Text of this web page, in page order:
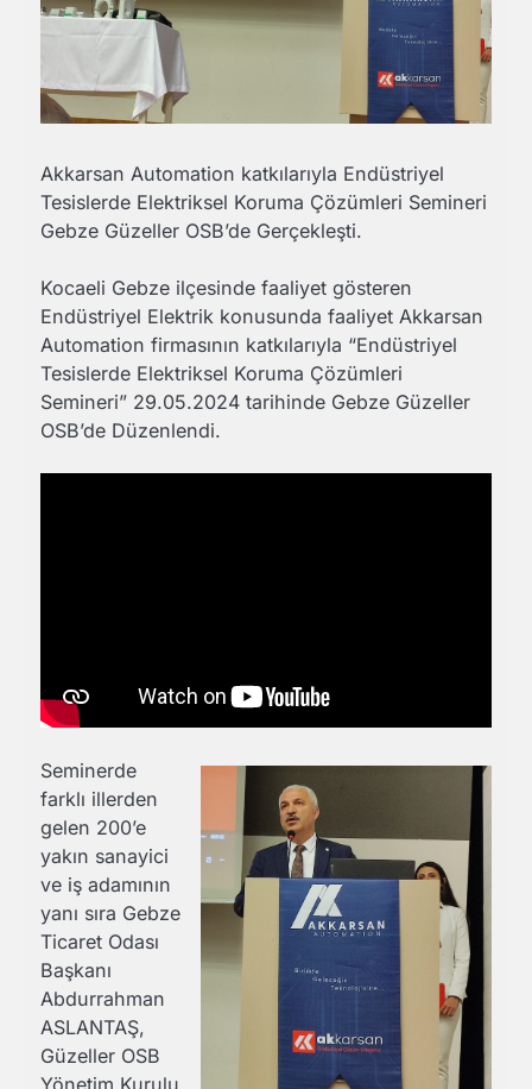
Akkarsan Automation katkılarıyla Endüstriyel
Tesislerde Elektriksel Koruma Çözümleri Semineri
Gebze Güzeller OSB’de Gerçekleşti.
Kocaeli Gebze ilçesinde faaliyet gösteren
Endüstriyel Elektrik konusunda faaliyet Akkarsan
Automation firmasının katkılarıyla “Endüstriyel
Tesislerde Elektriksel Koruma Çözümleri
Semineri” 29.05.2024 tarihinde Gebze Güzeller
OSB’de Düzenlendi.
Seminerde
farklı illerden
gelen 200’e
yakın sanayici
ve iş adamının
yanı sıra Gebze
Ticaret Odası
Başkanı
Abdurrahman
ASLANTAŞ,
Güzeller OSB
Yönetim Kurulu